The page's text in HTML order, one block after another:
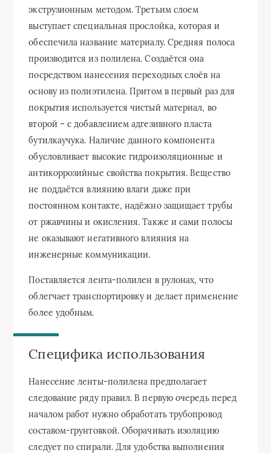
экструзионным методом. Третьим слоем
выступает специальная прослойка, которая и
обеспечила название материалу. Средняя полоса
производится из полилена. Создаётся она
посредством нанесения переходных слоёв на
основу из полиэтилена. Притом в первый раз для
покрытия используется чистый материал, во
второй – с добавлением адгезивного пласта
бутилкаучука. Наличие данного компонента
обусловливает высокие гидроизоляционные и
антикоррозийные свойства покрытия. Вещество
не поддаётся влиянию влаги даже при
постоянном контакте, надёжно защищает трубы
от ржавчины и окисления. Также и сами полосы
не оказывают негативного влияния на
инженерные коммуникации.
Поставляется лента-полилен в рулонах, что
облегчает транспортировку и делает применение
более удобным.
Специфика использования
Нанесение ленты-полилена предполагает
следование ряду правил. В первую очередь перед
началом работ нужно обработать трубопровод
составом-грунтовкой. Оборачивать изоляцию
следует по спирали. Для удобства выполнения